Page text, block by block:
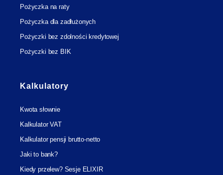
Pożyczka na raty
Pożyczka dla zadłużonych
Pożyczki bez zdolności kredytowej
Pożyczki bez BIK
Kalkulatory
Kwota słownie
Kalkulator VAT
Kalkulator pensji brutto-netto
Jaki to bank?
Kiedy przelew? Sesje ELIXIR